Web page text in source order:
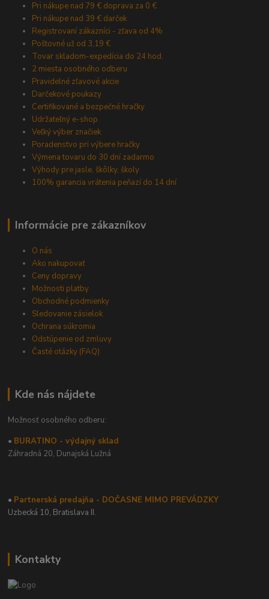
Pri nákupe nad 79 € doprava za 0 €
Pri nákupe nad 39 € darček
Registrovaní zákazníci - zľava od 4%
Poštovné už od 3,19 €
Tovar skladom-expedícia do 24 hod.
2 miesta osobného odberu
Pravidelné zľavové akcie
Darčekové poukazy
Certifikované a bezpečné hračky
Udržateľný e-shop
Veľký výber značiek
Poradenstvo pri výbere hračky
Výmena tovaru do 30 dní zadarmo
Výhody pre jasle, škôlky, školy
100% garancia vrátenia peňazí do 14 dní
Informácie pre zákazníkov
O nás
Ako nakupovať
Ceny dopravy
Možnosti platby
Obchodné podmienky
Sledovanie zásielok
Ochrana súkromia
Odstúpenie od zmluvy
Časté otázky (FAQ)
Kde nás nájdete
Možnosť osobného odberu:
• BURATINO - výdajný sklad
Záhradná 20, Dunajská Lužná
• Partnerská predajňa - DOČASNE MIMO PREVÁDZKY
Uzbecká 10, Bratislava II.
Kontakty